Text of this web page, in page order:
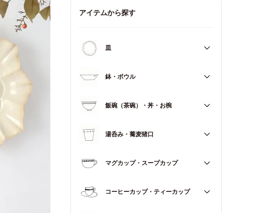
アイテムから探す
皿
すべて
取皿・中皿（15～20cm）
鉢・ボウル
すべて
中鉢（13～17cm）
飯碗（茶碗）・丼・お椀
すべて
丼（どんぶり）
湯呑み・蕎麦猪口
蕎麦猪口（そばちょこ）
マグカップ・スープカップ
コーヒーカップ・ティーカップ